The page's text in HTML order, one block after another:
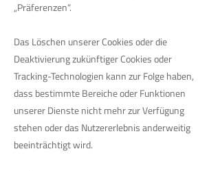
„Präferenzen“.
Das Löschen unserer Cookies oder die
Deaktivierung zukünftiger Cookies oder
Tracking-Technologien kann zur Folge haben,
dass bestimmte Bereiche oder Funktionen
unserer Dienste nicht mehr zur Verfügung
stehen oder das Nutzererlebnis anderweitig
beeinträchtigt wird.